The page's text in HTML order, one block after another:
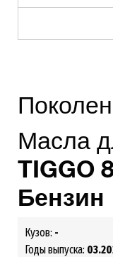
Масла
TIGGO
Бензин
Кузов: -
Годы выпуска: